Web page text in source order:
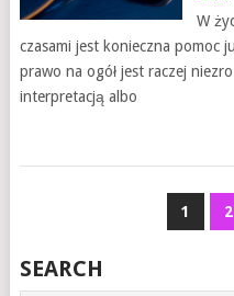
W
czasami jest konieczna pomoc
prawo na ogół jest raczej
interpretacją albo
WPISACH
1 2
SEARCH